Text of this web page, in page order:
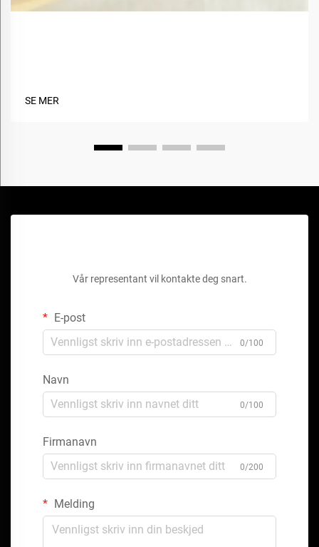
SE MER
Vår representant vil kontakte deg snart.
E-post
0/100
Navn
0/100
Firmanavn
0/200
Melding